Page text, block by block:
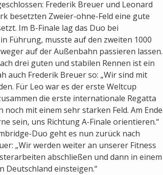
Frederik Breuer und Leonard
besetzten Zweier-ohne-Feld eine gute
Im B-Finale lag das Duo bei
Führung, musste auf den zweiten 1000
auf der Außenbahn passieren lassen.
drei guten und stabilen Rennen ist ein
auch Frederik Breuer so: „Wir sind mit
Für Leo war es der erste Weltcup
die erste internationale Regatta
noch mit einem sehr starken Feld. Am Ende
sein, uns Richtung A-Finale orientieren.“
Duo geht es nun zurück nach
„Wir werden weiter an unserer Fitness
abschließen und dann in einem
Deutschland einsteigen.“